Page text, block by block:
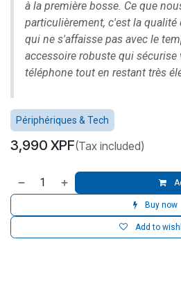
à la première bosse. Ce que
particulièrement, c'est la
qui ne s'affaisse pas avec le
accessoire robuste qui sécurise
téléphone tout en restant très
Périphériques & Tech
3,990 XPF(Tax included)
Buy now
Add to